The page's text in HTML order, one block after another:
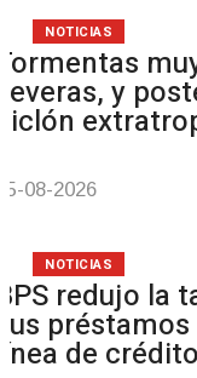
y
08-2026
NOTICIAS
redujo la
de crédito
NOTICIAS